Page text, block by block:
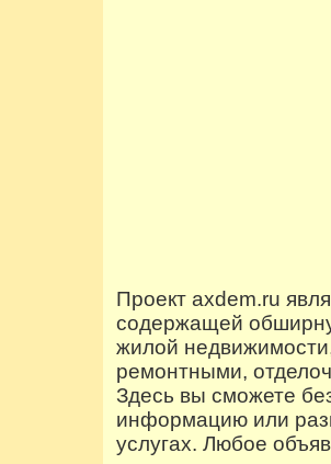
Проект axdem.ru
содержащей
жилой
ремонтными,
Здесь вы сможете
информацию или
услугах. Любое